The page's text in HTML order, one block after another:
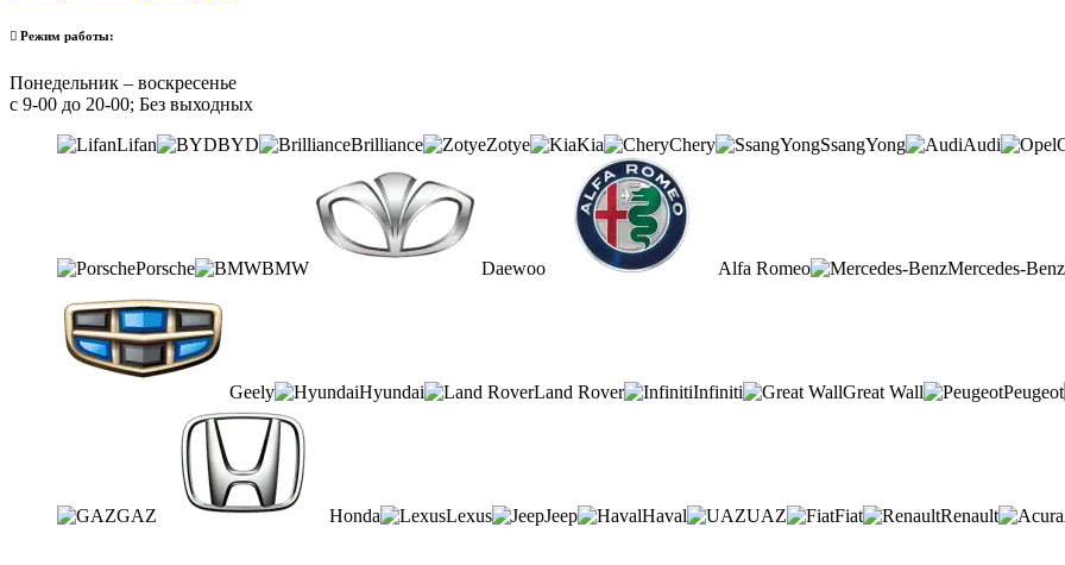
Режим работы:
Понедельник – воскресенье
с 9-00 до 20-00; Без выходных
Lifan
BYD Brilliance Zotye Kia Chery SsangYong Audi
Porsche BMW Daewoo Alfa Romeo Mercedes-Benz
Geely Hyundai Land Rover Infiniti Great Wall Peugeot
GAZ Honda Lexus Jeep Haval UAZ Fiat Renault